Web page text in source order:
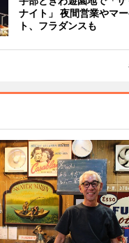
ナイト」 夜間営業やマ
ト、フラダンスも